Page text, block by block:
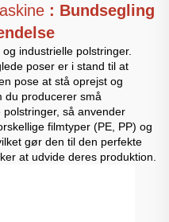
: Bundsegling
industrielle polstringer.
poser er i stand til at
pose at stå oprejst og
du producerer små
så anvender
filmtyper (PE, PP) og
gør den til den perfekte
at udvide deres produktion.